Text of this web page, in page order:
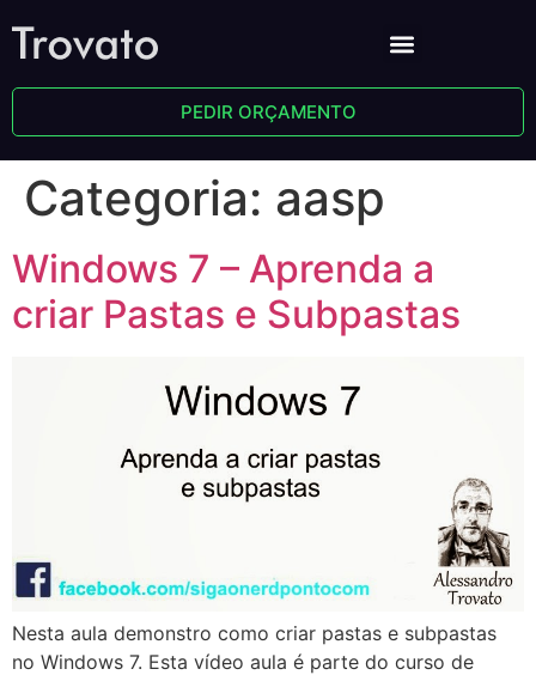
PEDIR ORÇAMENTO
Categoria: aasp
Windows 7 – Aprenda a
criar Pastas e Subpastas
Nesta aula demonstro como criar pastas e subpastas
no Windows 7. Esta vídeo aula é parte do curso de